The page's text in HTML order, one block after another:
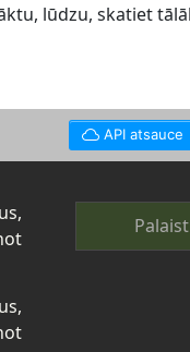
lūdzu, skatiet
API atsauce